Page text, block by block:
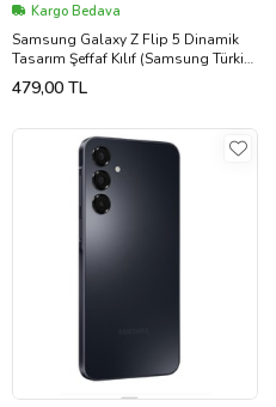
Kargo Bedava
Samsung Galaxy Z Flip 5 Dinamik
Tasarım Şeffaf Kılıf (Samsung Türkiye
Garantili)
479,00 TL